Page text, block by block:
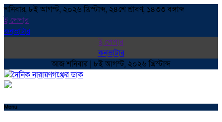
শনিবার, ৮ই আগস্ট, ২০২৬ খ্রিস্টাব্দ, ২৪শে শ্রাবণ, ১৪৩৩ বঙ্গাব্দ
ই পেপার
কনভাটার
ই পেপার
কনভাটার
আজ শনিবার | ৮ই আগস্ট, ২০২৬ খ্রিস্টাব্দ
Menu